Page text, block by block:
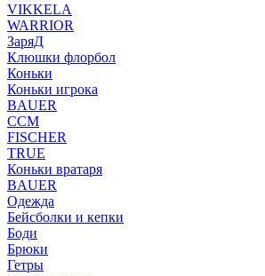
VIKKELA
WARRIOR
ЗаряД
Клюшки флорбол
Коньки
Коньки игрока
BAUER
CCM
FISCHER
TRUE
Коньки вратаря
BAUER
Одежда
Бейсболки и кепки
Боди
Брюки
Гетры